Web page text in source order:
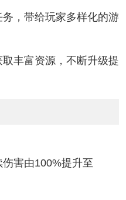
，带给玩家多样化的游
丰富资源，不断升级提
害由100%提升至